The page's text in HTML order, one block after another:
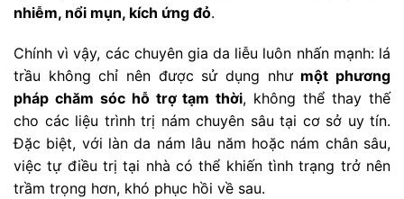
nhiễm, nổi mụn, kích ứng đỏ.
Chính vì vậy, các chuyên gia da liễu luôn nhấn mạnh: lá
trầu không chỉ nên được sử dụng như một phương
pháp chăm sóc hỗ trợ tạm thời, không thể thay thế
cho các liệu trình trị nám chuyên sâu tại cơ sở uy tín.
Đặc biệt, với làn da nám lâu năm hoặc nám chân sâu,
việc tự điều trị tại nhà có thể khiến tình trạng trở nên
trầm trọng hơn, khó phục hồi về sau.